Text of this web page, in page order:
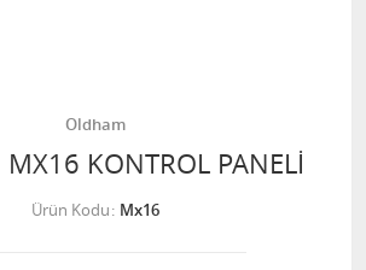
Oldham
KONTROL PANELİ
Ürün Kodu Mx16